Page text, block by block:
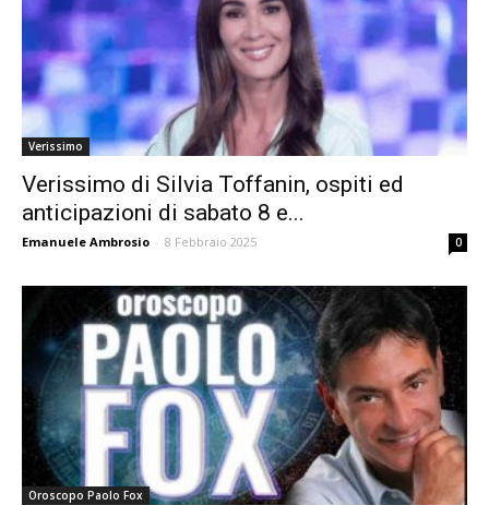
Verissimo
Verissimo di Silvia Toffanin, ospiti ed
anticipazioni di sabato 8 e...
Emanuele Ambrosio - 8 Febbraio 2025 0
Oroscopo Paolo Fox